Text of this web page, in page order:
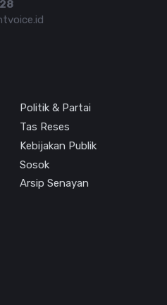
Politik & Partai
Tas Reses
Kebijakan Publik
Sosok
Arsip Senayan